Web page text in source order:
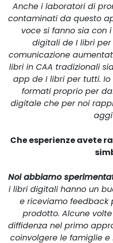
Anche i laboratori di
contaminati da questo
voce si fanno sia con
digitali de I libri
comunicazione
libri in CAA tradizionali
app de I libri per tutti.
formati proprio per
digitale che per noi
Che esperienze avete
Noi abbiamo
i libri digitali hanno un
e riceviamo feedback
prodotto. Alcune
diffidenza nel primo
coinvolgere le famiglie